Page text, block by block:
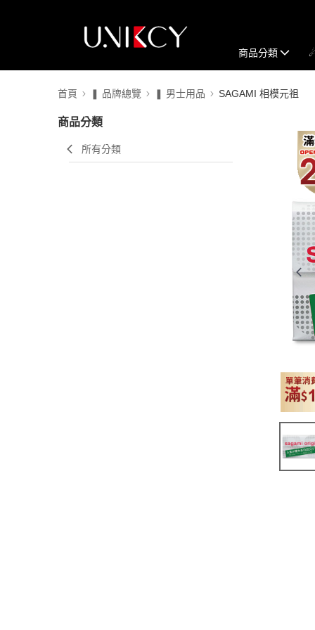
商品分類
首頁 ❚ 品牌總覽 ❚ 男士用品 SAGAMI 相模元祖
商品分類
所有分類